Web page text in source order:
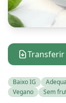
Transferir
Baixo IG
Vegano
Sem